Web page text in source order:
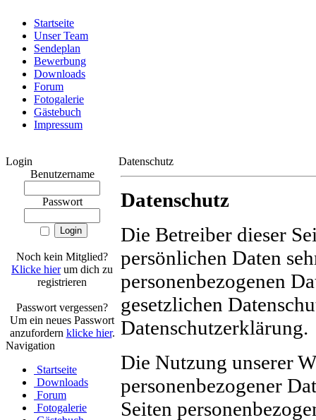
Startseite
Unser Team
Sendeplan
Bewerbung
Downloads
Forum
Fotogalerie
Gästebuch
Impressum
Login
Benutzername
Passwort
Noch kein Mitglied?
Klicke hierum dich zu
registrieren
Passwort vergessen?
Um ein neues Passwort
anzufordern klicke hier.
Navigation
Startseite
Downloads
Forum
Fotogalerie
Datenschutz
Datenschutz
Die Betreiber dieser
persönlichen Daten
personenbezogenen
gesetzlichen
Datenschutzerklärung.
Die Nutzung unserer
personenbezogener
Seiten